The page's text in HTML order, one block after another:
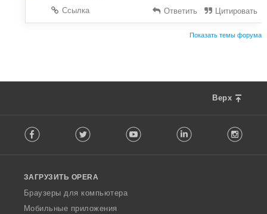
Ссылка
Ответить Цитировать
Показать темы форума
Верх
o
w
O
p
Facebook Twitter Youtube LinkedIn
ЗАГРУЗИТЬ OPERA
Браузеры для компьютера
Мобильные приложения